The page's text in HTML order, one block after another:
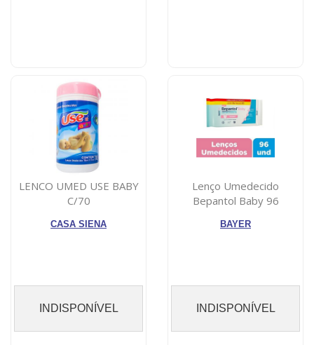
LENCO UMED USE BABY
C/70
CASA SIENA
INDISPONÍVEL
Lenço Umedecido
Bepantol Baby 96
BAYER
INDISPONÍVEL